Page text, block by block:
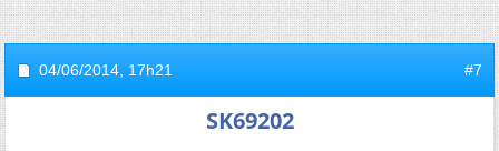
04/06/2014, 17h21 #7
SK69202